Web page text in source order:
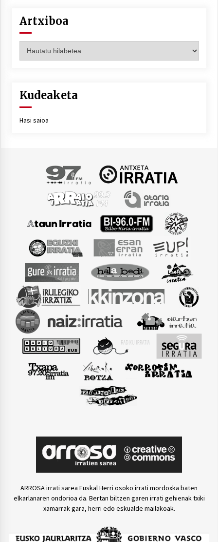
Artxiboa
Kudeaketa
Hasi saioa
ARROSA irrati sarea Euskal Herri osoko irrati mordoxka baten
elkarlanaren ondorioa da. Bertan biltzen garen irrati gehienak txiki
xamarrak gara, herri edo eskualde mailakoak.